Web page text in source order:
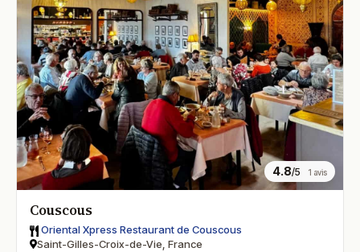
4.8/5 1 avis
Couscous
Oriental Xpress Restaurant de Couscous
Saint-Gilles-Croix-de-Vie, France